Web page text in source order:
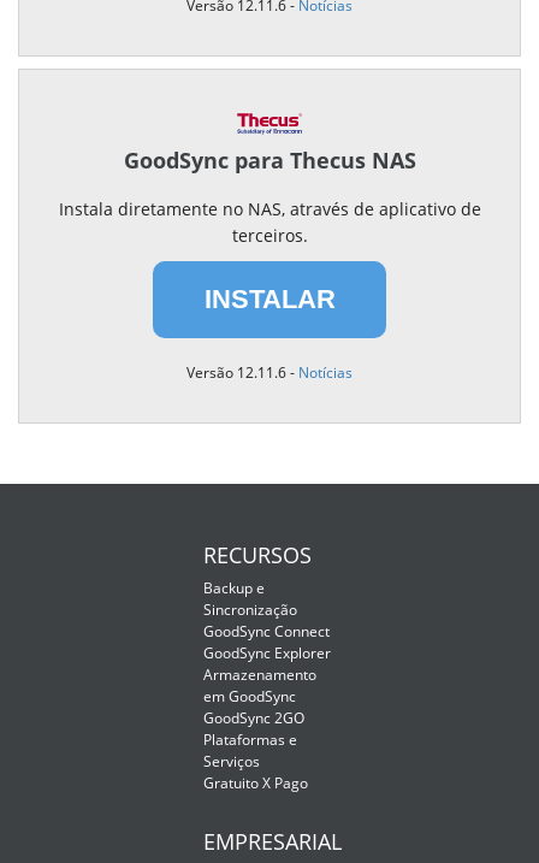
Versão 12.11.6 - Notícias
GoodSync para Thecus NAS
Instala diretamente no NAS, através de aplicativo de
terceiros.
INSTALAR
Versão 12.11.6 - Notícias
RECURSOS
Backup e
Sincronização
GoodSync Connect
GoodSync Explorer
Armazenamento
em GoodSync
GoodSync 2GO
Plataformas e
Serviços
Gratuito X Pago
EMPRESARIAL